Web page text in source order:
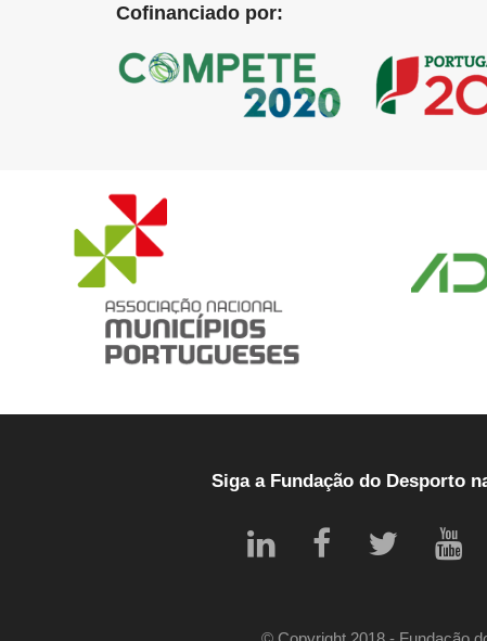
Cofinanciado por:
Siga a Fundação do Desporto